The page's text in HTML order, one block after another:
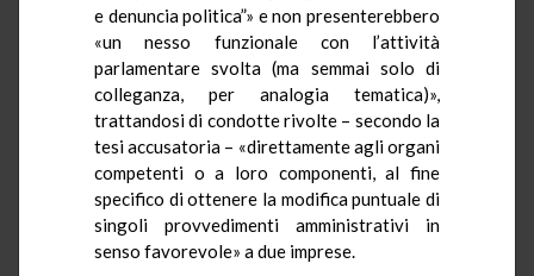
e denuncia politica”» e non presenterebbero
«un nesso funzionale con l’attività
parlamentare svolta (ma semmai solo di
colleganza, per analogia tematica)»,
trattandosi di condotte rivolte – secondo la
tesi accusatoria – «direttamente agli organi
competenti o a loro componenti, al fine
specifico di ottenere la modifica puntuale di
singoli provvedimenti amministrativi in
senso favorevole» a due imprese.